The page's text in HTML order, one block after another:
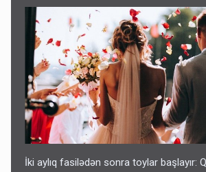
İki aylıq fasilədən sonra toylar başlayır: